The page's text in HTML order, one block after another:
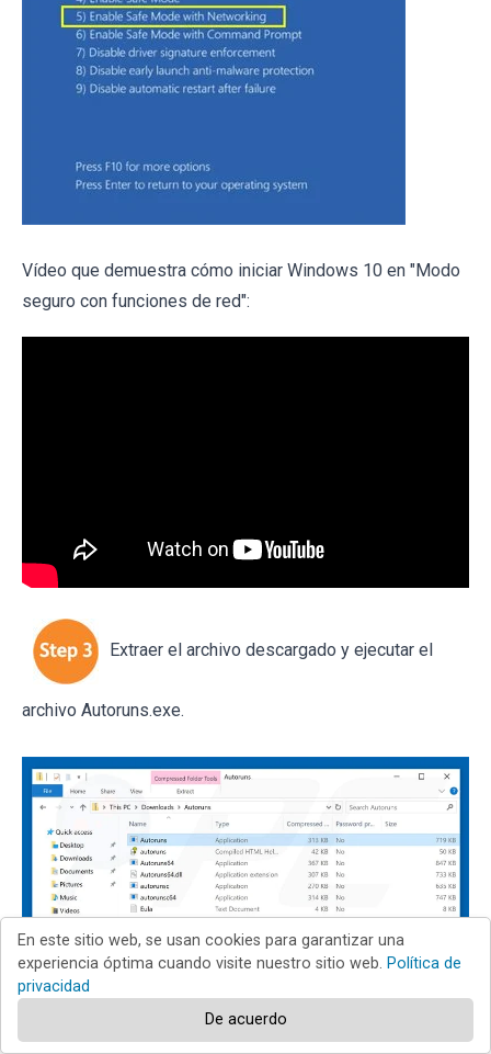
Vídeo que demuestra cómo iniciar Windows 10 en "Modo
seguro con funciones de red":
Extraer el archivo descargado y ejecutar el
archivo Autoruns.exe.
En este sitio web, se usan cookies para garantizar una
experiencia óptima cuando visite nuestro sitio web. Política de
privacidad
De acuerdo